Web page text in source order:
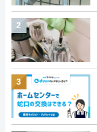
2
3